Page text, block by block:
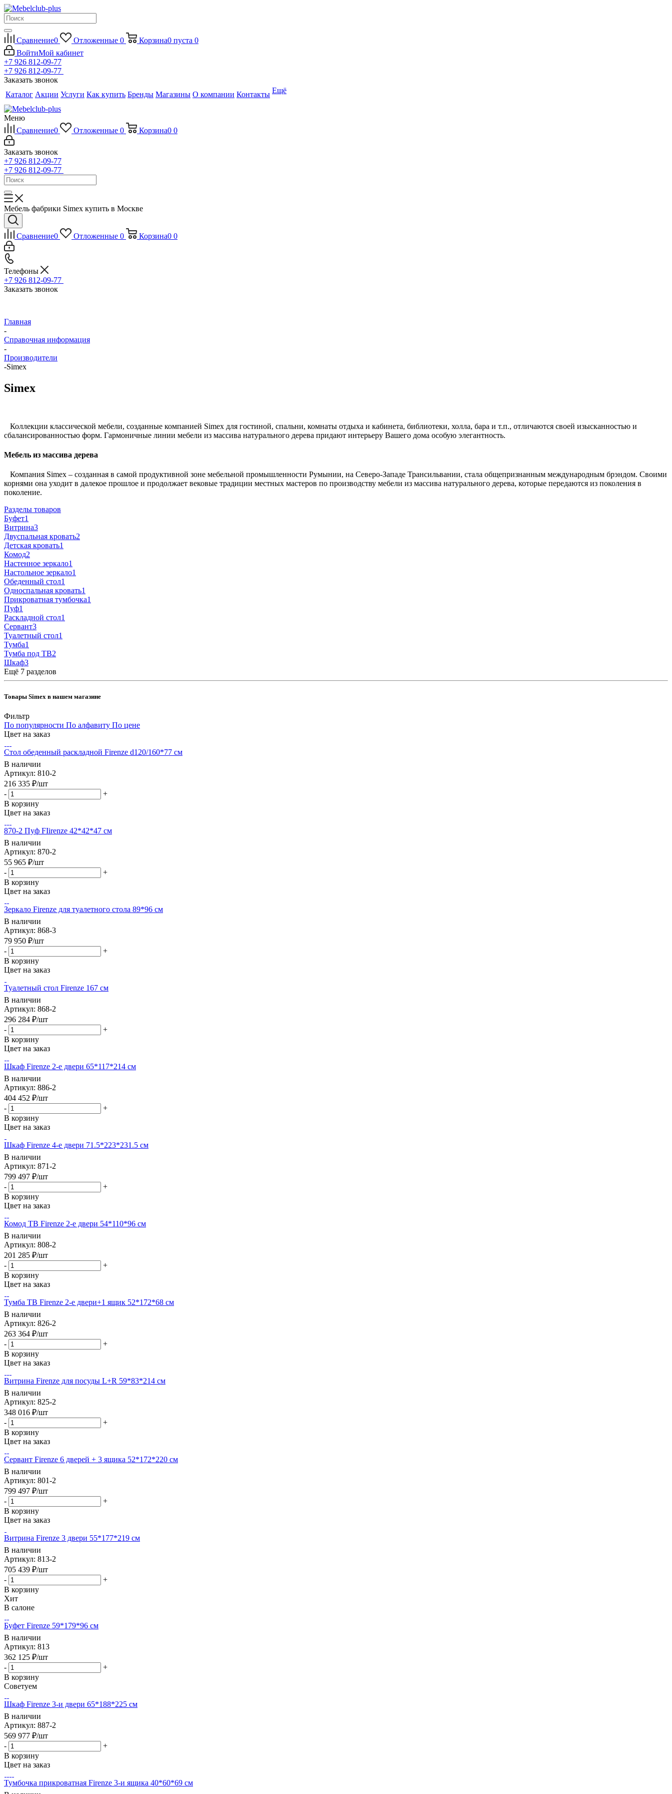
Сравнение0 Отложенные 0 Корзина0 пуста 0
ВойтиМой кабинет
+7 926 812-09-77
+7 926 812-09-77
Заказать звонок
Каталог Акции Услуги Как купить Бренды Магазины О компании Контакты Ещё
Меню
Сравнение0 Отложенные 0 Корзина0 0
Заказать звонок
+7 926 812-09-77
+7 926 812-09-77
Мебель фабрики Simex купить в Москве
Сравнение0 Отложенные 0 Корзина0 0
Телефоны
+7 926 812-09-77
Заказать звонок
Главная
-
Справочная информация
-
Производители
-Simex
Simex
Коллекции классической мебели, созданные компанией Simex для гостиной, спальни, комнаты отдыха и кабинета, библиотеки, холла, бара и т.п., отличаются своей изысканностью и
сбалансированностью форм. Гармоничные линии мебели из массива натурального дерева придают интерьеру Вашего дома особую элегантность.
Мебель из массива дерева
Компания Simex – созданная в самой продуктивной зоне мебельной промышленности Румынии, на Северо-Западе Трансильвании, стала общепризнанным международным брэндом. Своими
корнями она уходит в далекое прошлое и продолжает вековые традиции местных мастеров по производству мебели из массива натурального дерева, которые передаются из поколения в
поколение.
Разделы товаров
Буфет1
Витрина3
Двуспальная кровать2
Детская кровать1
Комод2
Настенное зеркало1
Настольное зеркало1
Обеденный стол1
Односпальная кровать1
Прикроватная тумбочка1
Пуф1
Раскладной стол1
Сервант3
Туалетный стол1
Тумба1
Тумба под ТВ2
Шкаф3
Ещё 7 разделов
Товары Simex в нашем магазине
Фильтр
По популярности По алфавиту По цене
Цвет на заказ
Стол обеденный раскладной Firenze d120/160*77 см
В наличии
Артикул: 810-2
216 335 ₽/шт
-
+
В корзину
Цвет на заказ
870-2 Пуф FIirenze 42*42*47 см
В наличии
Артикул: 870-2
55 965 ₽/шт
-
+
В корзину
Цвет на заказ
Зеркало Firenze для туалетного стола 89*96 см
В наличии
Артикул: 868-3
79 950 ₽/шт
-
+
В корзину
Цвет на заказ
Туалетный стол Firenze 167 см
В наличии
Артикул: 868-2
296 284 ₽/шт
-
+
В корзину
Цвет на заказ
Шкаф Firenze 2-е двери 65*117*214 см
В наличии
Артикул: 886-2
404 452 ₽/шт
-
+
В корзину
Цвет на заказ
Шкаф Firenze 4-е двери 71.5*223*231.5 см
В наличии
Артикул: 871-2
799 497 ₽/шт
-
+
В корзину
Цвет на заказ
Комод ТВ Firenze 2-е двери 54*110*96 см
В наличии
Артикул: 808-2
201 285 ₽/шт
-
+
В корзину
Цвет на заказ
Тумба ТВ Firenze 2-е двери+1 ящик 52*172*68 см
В наличии
Артикул: 826-2
263 364 ₽/шт
-
+
В корзину
Цвет на заказ
Витрина Firenze для посуды L+R 59*83*214 см
В наличии
Артикул: 825-2
348 016 ₽/шт
-
+
В корзину
Цвет на заказ
Сервант Firenze 6 дверей + 3 ящика 52*172*220 см
В наличии
Артикул: 801-2
799 497 ₽/шт
-
+
В корзину
Цвет на заказ
Витрина Firenze 3 двери 55*177*219 см
В наличии
Артикул: 813-2
705 439 ₽/шт
-
+
В корзину
Хит
В салоне
Буфет Firenze 59*179*96 см
В наличии
Артикул: 813
362 125 ₽/шт
-
+
В корзину
Советуем
Шкаф Firenze 3-и двери 65*188*225 см
В наличии
Артикул: 887-2
569 977 ₽/шт
-
+
В корзину
Цвет на заказ
Тумбочка прикроватная Firenze 3-и ящика 40*60*69 см